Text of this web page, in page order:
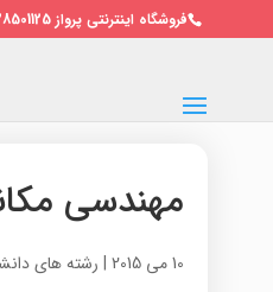
فروشگاه اینترنتی پرواز 09128501125 / 02122691010
مهندسی
10 می 2015 | رشته های